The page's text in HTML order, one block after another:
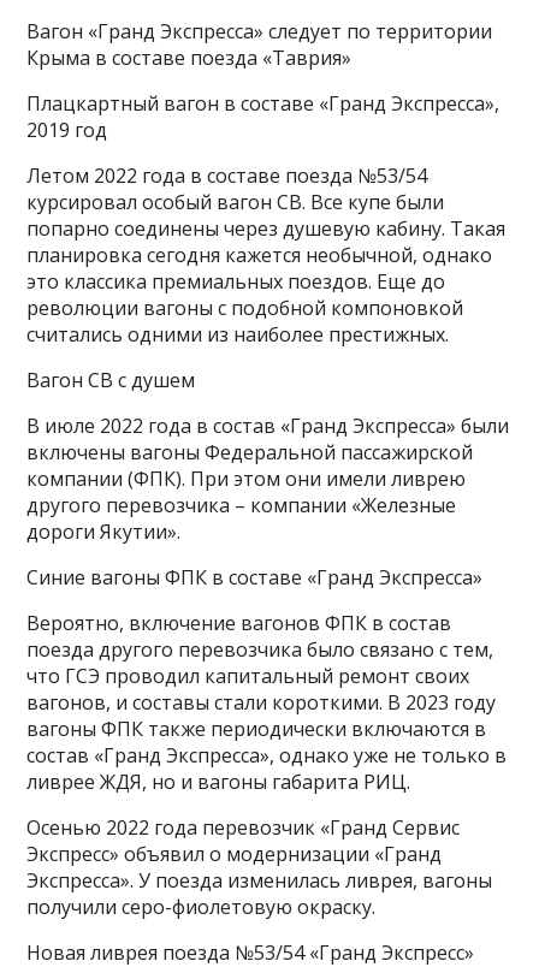
Вагон «Гранд Экспресса» следует по территории
Крыма в составе поезда «Таврия»
Плацкартный вагон в составе «Гранд Экспресса»,
2019 год
Летом 2022 года в составе поезда №53/54
курсировал особый вагон СВ. Все купе были
попарно соединены через душевую кабину. Такая
планировка сегодня кажется необычной, однако
это классика премиальных поездов. Еще до
революции вагоны с подобной компоновкой
считались одними из наиболее престижных.
Вагон СВ с душем
В июле 2022 года в состав «Гранд Экспресса» были
включены вагоны Федеральной пассажирской
компании (ФПК). При этом они имели ливрею
другого перевозчика – компании «Железные
дороги Якутии».
Синие вагоны ФПК в составе «Гранд Экспресса»
Вероятно, включение вагонов ФПК в состав
поезда другого перевозчика было связано с тем,
что ГСЭ проводил капитальный ремонт своих
вагонов, и составы стали короткими. В 2023 году
вагоны ФПК также периодически включаются в
состав «Гранд Экспресса», однако уже не только в
ливрее ЖДЯ, но и вагоны габарита РИЦ.
Осенью 2022 года перевозчик «Гранд Сервис
Экспресс» объявил о модернизации «Гранд
Экспресса». У поезда изменилась ливрея, вагоны
получили серо-фиолетовую окраску.
Новая ливрея поезда №53/54 «Гранд Экспресс»